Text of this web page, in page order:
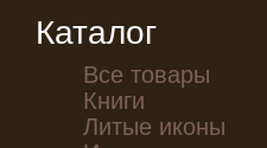
Каталог
Все товары
Книги
Литые иконы